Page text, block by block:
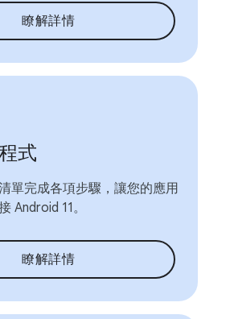
瞭解詳情
式
單完成各項步驟，讓您的應用
Android 11。
瞭解詳情